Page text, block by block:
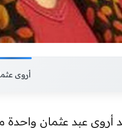
أروى
أروى عبد عثمان واحدة